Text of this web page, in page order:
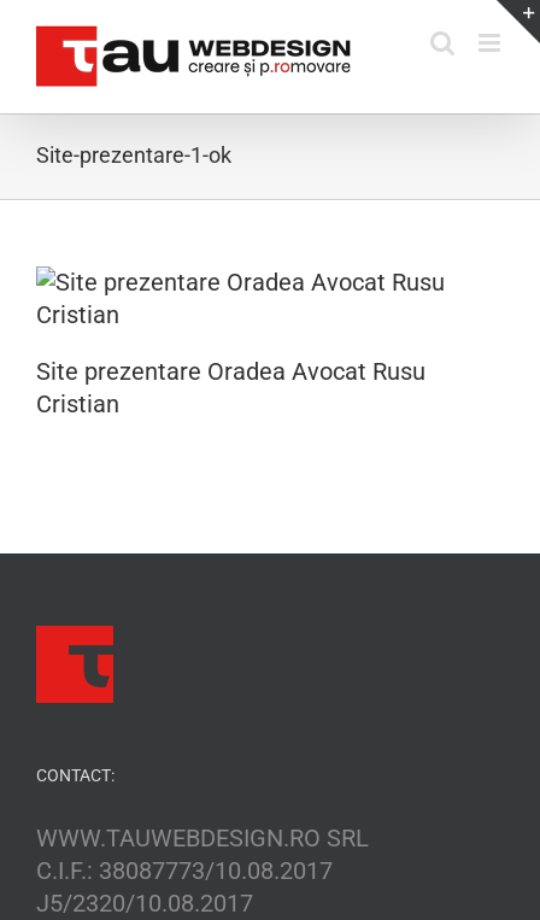
content
Site-prezentare-1-ok
Site prezentare Oradea Avocat Rusu
Cristian
CONTACT:
WWW.TAUWEBDESIGN.RO SRL
C.I.F.: 38087773/10.08.2017
J5/2320/10.08.2017